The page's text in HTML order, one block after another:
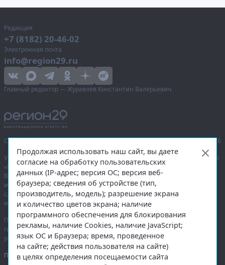
Редакция
+7 (8182) 20-46-02
Электронная почта
info@region29.ru
Главный редактор — Журавлёв Константин Валерьевич
Сетевое издание «Информационное агентство Регион 29»,© 2016–2026
Учредитель — общество с ограниченной ответственностью «Агентство
«Правда Севера».
Выписка из реестра зарегистрированных средств массовой
информации:ЭЛ № ФС 77-74226от 09.11.2018 выдано Федеральной
службой по надзору в сфере связи, информационных технологий
и массовых коммуникаций (Роскомнадзор).
При полном или частичном использовании любых материалов
гиперссылка на region29.ru обязательна. Копирование материалов без
разрешения администрации сайта запрещено.
Правовая информация.
Продолжая использовать наш сайт, вы даете
согласие на обработку пользовательских
данных (IP-адрес; версия ОС; версия веб-
браузера; сведения об устройстве (тип,
производитель, модель); разрешение экрана
и количество цветов экрана; наличие
программного обеспечения для блокирования
рекламы, наличие Cookies, наличие JavaScript;
язык ОС и Браузера; время, проведенное
на сайте; действия пользователя на сайте)
в целях определения посещаемости сайта